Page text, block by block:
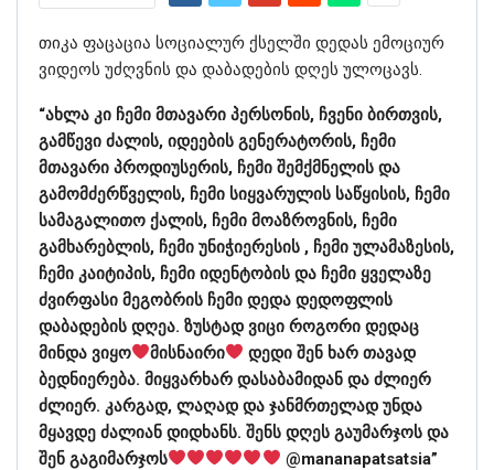
თიკა ფაცაცია სოციალურ ქსელში დედას ემოციურ
ვიდეოს უძღვნის და დაბადების დღეს ულოცავს.
“ახლა კი ჩემი მთავარი პერსონის, ჩვენი ბირთვის,
გამწევი ძალის, იდეების გენერატორის, ჩემი
მთავარი პროდიუსერის, ჩემი შემქმნელის და
გამომძერწველის, ჩემი სიყვარულის საწყისის, ჩემი
სამაგალითო ქალის, ჩემი მოაზროვნის, ჩემი
გამხარებლის, ჩემი უნიჭიერესის , ჩემი ულამაზესის,
ჩემი კაიტიპის, ჩემი იდენტობის და ჩემი ყველაზე
ძვირფასი მეგობრის ჩემი დედა დედოფლის
დაბადების დღეა. ზუსტად ვიცი როგორი დედაც
მინდა ვიყო
მისნაირი
დედი შენ ხარ თავად
ბედნიერება. მიყვარხარ დასაბამიდან და ძლიერ
ძლიერ. კარგად, ლაღად და ჯანმრთელად უნდა
მყავდე ძალიან დიდხანს. შენს დღეს გაუმარჯოს და
შენ გაგიმარჯოს
@mananapatsatsia”